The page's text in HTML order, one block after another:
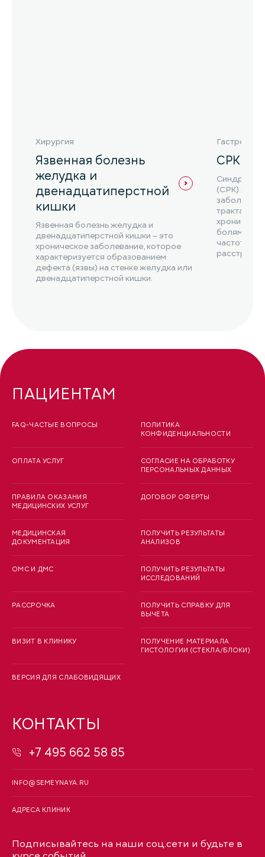
Хирургия
Язвенная болезнь
желудка и
двенадцатиперстной
кишки
Язвенная болезнь желудка и
двенадцатиперстной кишки – это
хроническое заболевание, которое
характеризуется образованием
дефекта (язвы) на стенке желудка или
двенадцатиперстной кишки.
СРК
Синдром
(СРК) – это
тракта,
болями в
частоты
ПАЦИЕНТАМ
FAQ-ЧАСТЫЕ ВОПРОСЫ
ОПЛАТА УСЛУГ
ПРАВИЛА ОКАЗАНИЯ
МЕДИЦИНСКИХ УСЛУГ
МЕДИЦИНСКАЯ
ДОКУМЕНТАЦИЯ
ОМС И ДМС
РАССРОЧКА
ВИЗИТ В КЛИНИКУ
ВЕРСИЯ ДЛЯ СЛАБОВИДЯЩИХ
ПОЛИТИКА
КОНФИДЕНЦИАЛЬНОСТИ
СОГЛАСИЕ НА ОБРАБОТКУ
ПЕРСОНАЛЬНЫХ ДАННЫХ
ДОГОВОР ОФЕРТЫ
ПОЛУЧИТЬ РЕЗУЛЬТАТЫ
АНАЛИЗОВ
ПОЛУЧИТЬ РЕЗУЛЬТАТЫ
ИССЛЕДОВАНИЙ
ПОЛУЧИТЬ СПРАВКУ ДЛЯ
ВЫЧЕТА
ПОЛУЧЕНИЕ МАТЕРИАЛА
ГИСТОЛОГИИ (СТЕКЛА/БЛОКИ)
КОНТАКТЫ
+7 495 662 58 85
INFO@SEMEYNAYA.RU
АДРЕСА КЛИНИК
Подписывайтесь на наши соц.сети и будьте в